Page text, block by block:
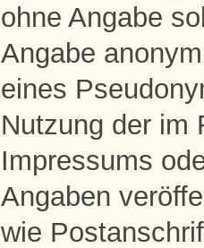
ohne Angabe
Angabe
eines
Nutzung der im
Impressums
Angaben
wie